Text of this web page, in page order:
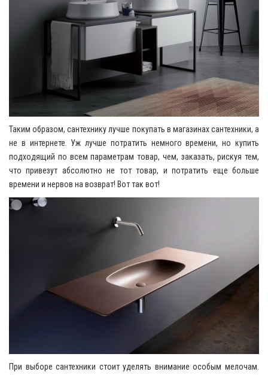
Таким образом, сантехнику лучше покупать в магазинах сантехники, а
не в интернете. Уж лучше потратить немного времени, но купить
подходящий по всем параметрам товар, чем, заказать, рискуя тем,
что привезут абсолютно не тот товар, и потратить еще больше
времени и нервов на возврат! Вот так вот!
При выборе сантехники стоит уделять внимание особым мелочам.